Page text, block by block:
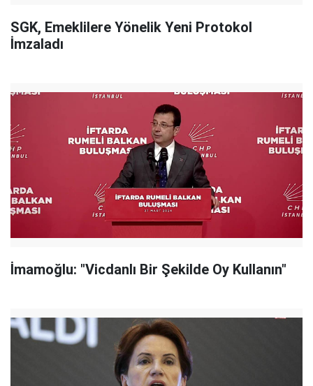
SGK, Emeklilere Yönelik Yeni Protokol
İmzaladı
İmamoğlu: "Vicdanlı Bir Şekilde Oy Kullanın"